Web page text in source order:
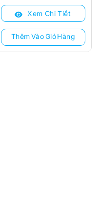
là:
1.680.000 ₫.
tại
1.223.000 ₫.
Xem Chi Tiết
Thêm Vào Giỏ Hàng